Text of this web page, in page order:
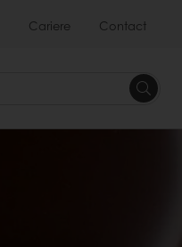
Cariere Contact
Căutare